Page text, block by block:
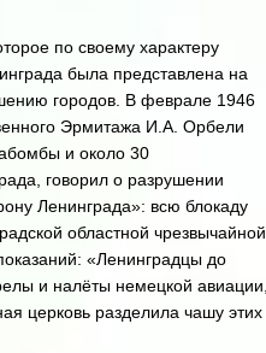
по своему характеру
была представлена на
городов. В феврале 1946
Эрмитажа И.А. Орбели
и около 30
говорил о разрушении
Ленинграда»: всю блокаду
областной чрезвычайной
«Ленинградцы до
и налёты немецкой авиации,
церковь разделила чашу этих